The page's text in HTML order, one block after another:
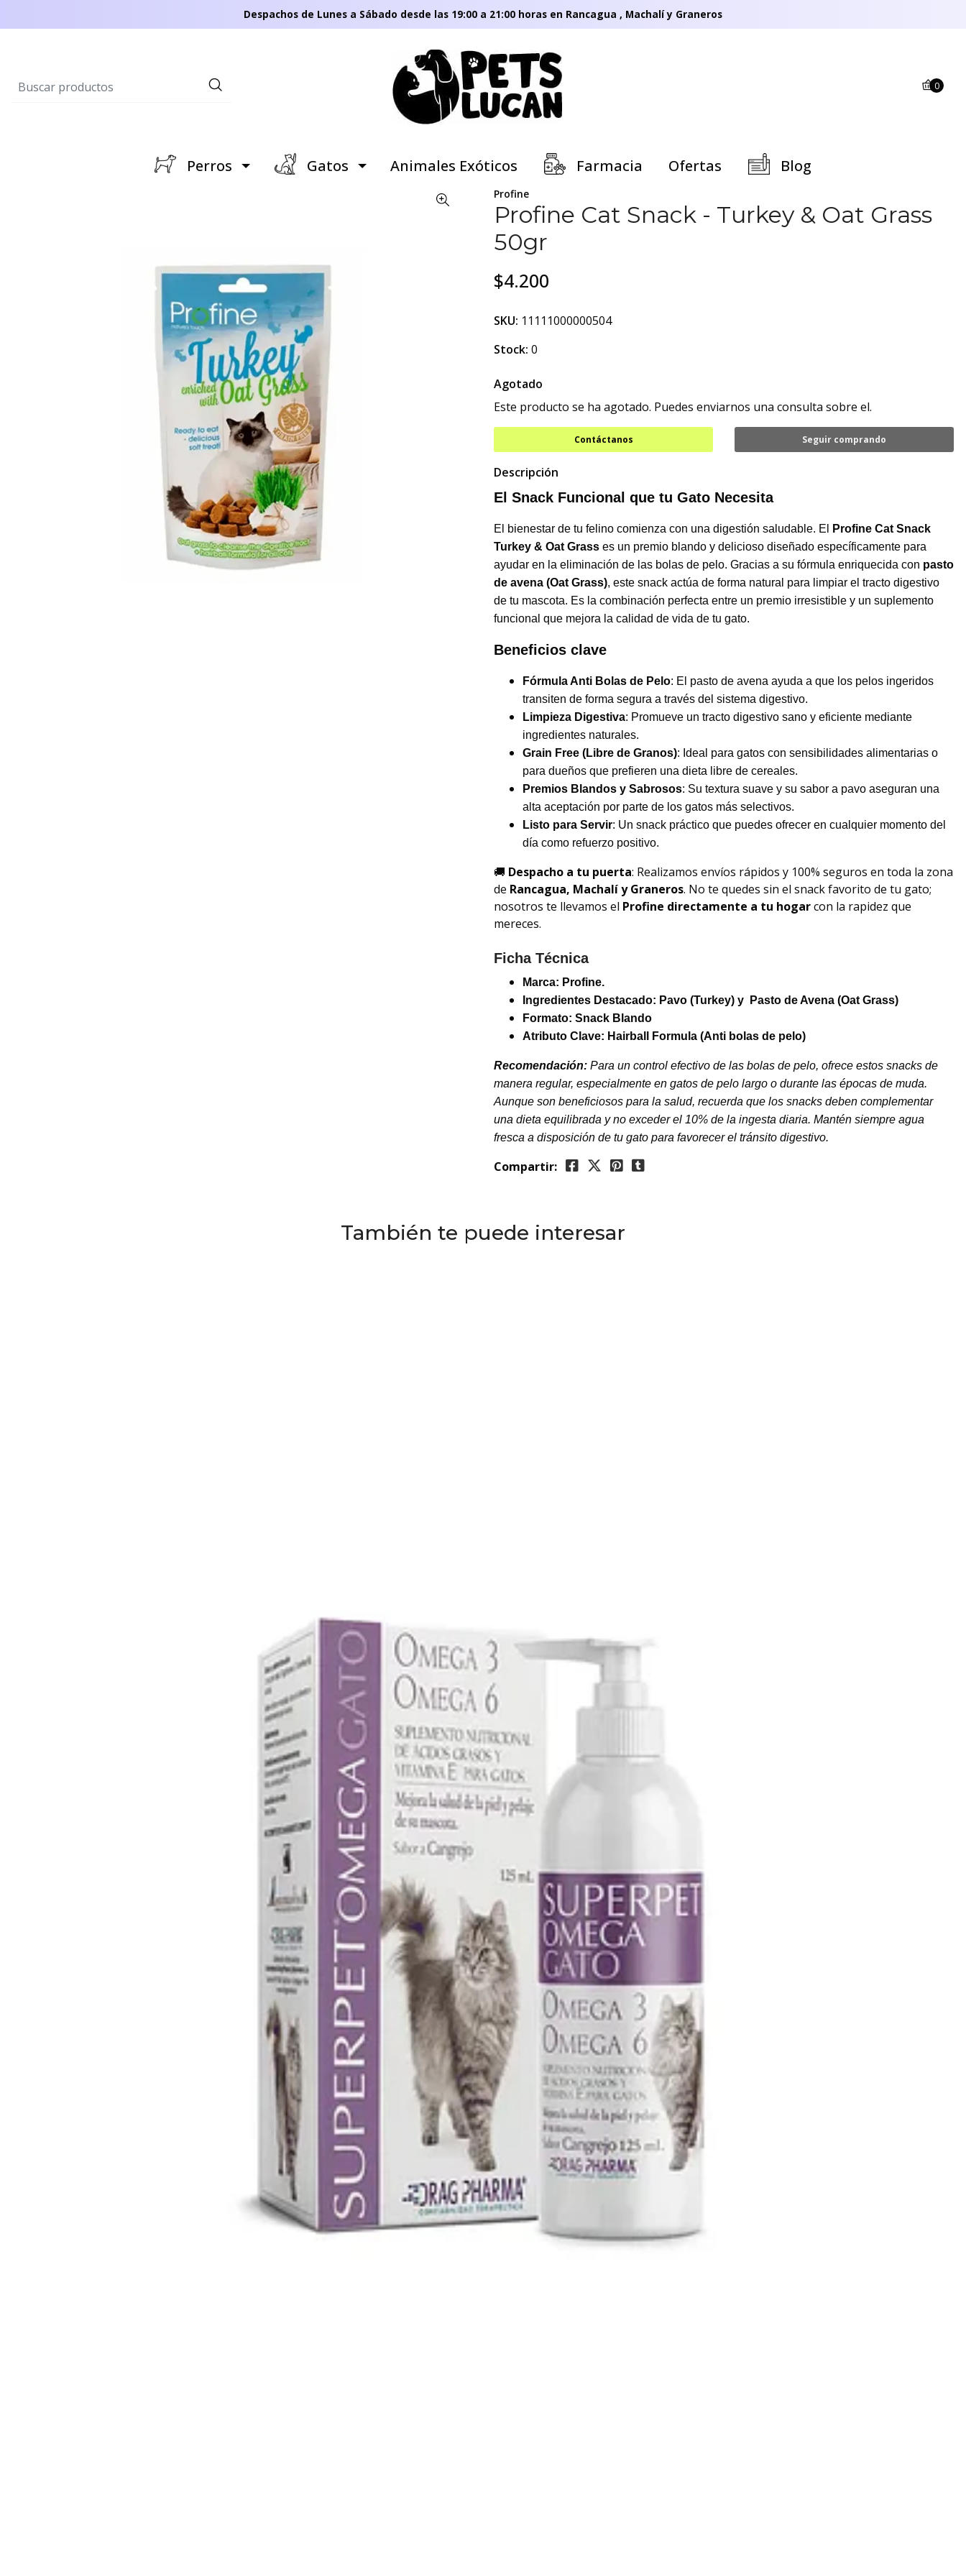
Despachos de Lunes a Sábado desde las 19:00 a 21:00 horas en Rancagua , Machalí y Graneros
0
Perros Gatos Animales Exóticos Farmacia Ofertas Blog
Profine
Profine Cat Snack - Turkey & Oat Grass
50gr
$4.200
SKU: 11111000000504
Stock: 0
Agotado
Este producto se ha agotado. Puedes enviarnos una consulta sobre el.
Contáctanos Seguir comprando
Descripción
El Snack Funcional que tu Gato Necesita
El bienestar de tu felino comienza con una digestión saludable. El
Profine Cat Snack
Turkey & Oat Grass es un premio blando y delicioso diseñado específicamente para
ayudar en la eliminación de las bolas de pelo. Gracias a su fórmula enriquecida con pasto
de avena (Oat Grass), este snack actúa de forma natural para limpiar el tracto digestivo
de tu mascota. Es la combinación perfecta entre un premio irresistible y un suplemento
funcional que mejora la calidad de vida de tu gato.
Beneficios clave
Fórmula Anti Bolas de Pelo: El pasto de avena ayuda a que los pelos ingeridos
transiten de forma segura a través del sistema digestivo.
Limpieza Digestiva: Promueve un tracto digestivo sano y eficiente mediante
ingredientes naturales.
Grain Free (Libre de Granos): Ideal para gatos con sensibilidades alimentarias o
para dueños que prefieren una dieta libre de cereales.
Premios Blandos y Sabrosos: Su textura suave y su sabor a pavo aseguran una
alta aceptación por parte de los gatos más selectivos.
Listo para Servir: Un snack práctico que puedes ofrecer en cualquier momento del
día como refuerzo positivo.
🚚 Despacho a tu puerta: Realizamos envíos rápidos y 100% seguros en toda la zona
de Rancagua, Machalí y Graneros. No te quedes sin el snack favorito de tu gato;
nosotros te llevamos el Profine directamente a tu hogarcon la rapidez que
mereces.
Ficha Técnica
Marca: Profine.
Ingredientes Destacado: Pavo (Turkey) y
Pasto de Avena (Oat Grass)
Formato: Snack Blando
Atributo Clave: Hairball Formula (Anti bolas de pelo)
Recomendación: Para un control efectivo de las bolas de pelo, ofrece estos snacks de
manera regular, especialmente en gatos de pelo largo o durante las épocas de muda.
Aunque son beneficiosos para la salud, recuerda que los snacks deben complementar
una dieta equilibrada y no exceder el 10% de la ingesta diaria. Mantén siempre agua
fresca a disposición de tu gato para favorecer el tránsito digestivo.
Compartir:
También te puede interesar